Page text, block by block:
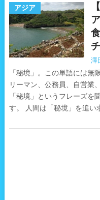
アジア
澤
「秘境」。この単語には無
リーマン、公務員、自営業
「秘境」というフレーズを
す。 人間は「秘境」を追い